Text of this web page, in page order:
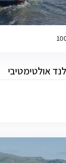
אולטימטיבי